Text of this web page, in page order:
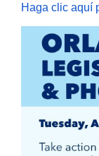
Haga clic aquí